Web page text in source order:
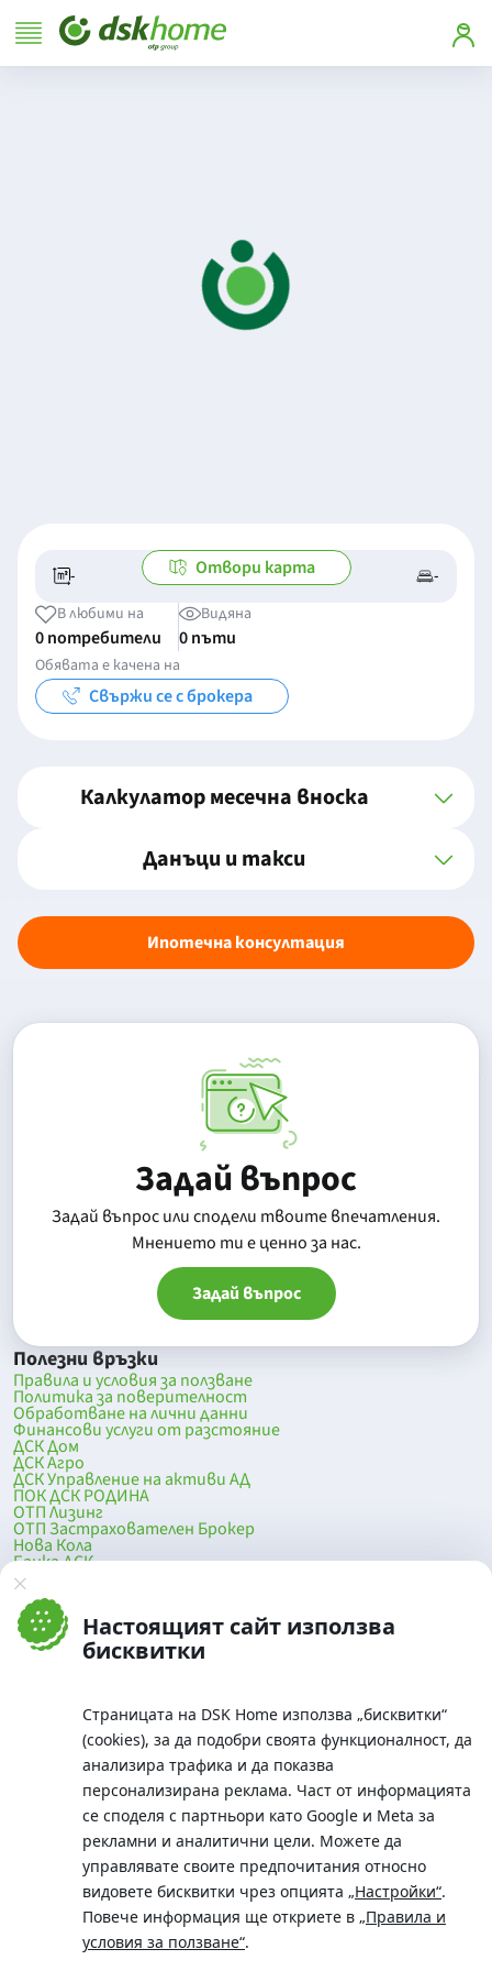
Настоящият сайт използва
бисквитки
Страницата на DSK Home използва „бисквитки“
(cookies), за да подобри своята функционалност, да
анализира трафика и да показва
персонализирана реклама. Част от информацията
се споделя с партньори като Google и Meta за
рекламни и аналитични цели. Можете да
управлявате своите предпочитания относно
видовете бисквитки чрез опцията „Настройки“.
Повече информация ще откриете в „Правила и
условия за ползване“.
- -/- -
Отвори карта
В любими на
0 потребители
Видяна
0 пъти
Обявата е качена на
Свържи се с брокера
Калкулатор месечна вноска
Данъци и такси
Ипотечна консултация
Задай въпрос
Задай въпрос или сподели твоите впечатления.
Mнението ти е ценно за нас.
Задай въпрос
Полезни връзки
Правила и условия за ползване
Политика за поверителност
Обработване на лични данни
Финансови услуги от разстояние
ДСК Дом
ДСК Агро
ДСК Управление на активи АД
ПОК ДСК РОДИНА
ОТП Лизинг
ОТП Застрахователен Брокер
Нова Кола
Банка ДСК
DSK Mobile
Оферти за продажба от Банка ДСК
Клонова мрежа и банкомати
До началото на страницата
Телефон:
0700 10 375 / *2375
Московска No.19 / ул. Г. Бенковски No. 5, София 1036
SWIFT/BIC: